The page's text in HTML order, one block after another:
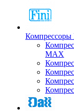
Компрессоры
MAX